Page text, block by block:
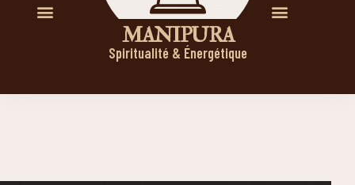
M A N I P U R A
Spiritualité & Énergétique